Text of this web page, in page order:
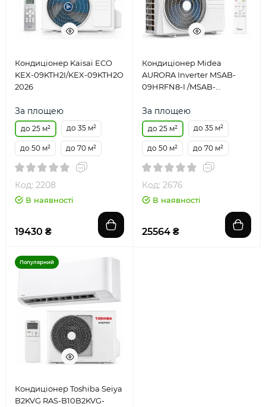
Кондиціонер Kaisai ECO
KEX-09KTH2I/KEX-09KTH2O
2026
За площею
до 25 м² до 35 м²
до 50 м² до 70 м²
Код: 2208
В наявності
19430 ₴
Кондиціонер Midea
AURORA Inverter MSAB-
09HRFN8-I /MSAB-
За площею
до 25 м² до 35 м²
до 50 м² до 70 м²
Код: 2676
В наявності
25564 ₴
Популярний
Кондиціонер Toshiba Seiya
B2KVG RAS-B10B2KVG-